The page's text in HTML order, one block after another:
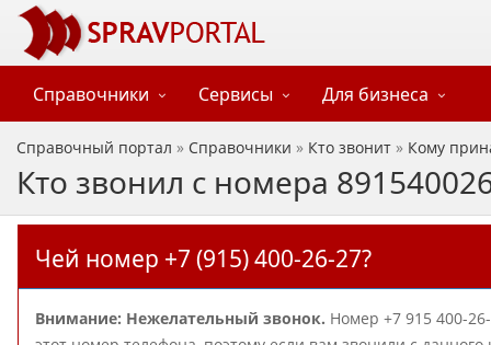
Справочники Сервисы Для бизнеса
Справочный портал » Справочники » Кто звонит » Кому
Кто звонил с номера
Чей номер +7 (915) 400-26-27?
Внимание: Нежелательный звонок. Номер +7 915 400-